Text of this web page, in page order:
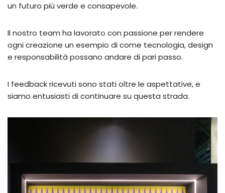
un futuro più verde e consapevole.
Il nostro team ha lavorato con passione per rendere
ogni creazione un esempio di come tecnologia, design
e responsabilità possano andare di pari passo.
I feedback ricevuti sono stati oltre le aspettative, e
siamo entusiasti di continuare su questa strada.